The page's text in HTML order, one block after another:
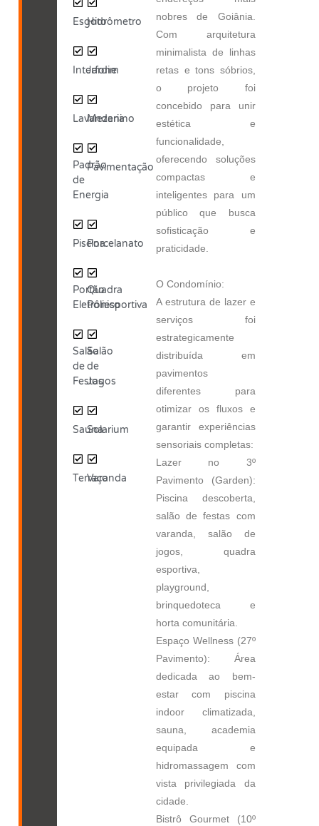
Esgoto
Hidrômetro
Interfone
Jardim
Lavanderia
Mezanino
Padrão
de
Energia
Pavimentação
Piscina
Porcelanato
Portão
Eletrônico
Quadra
Poliesportiva
Salão
de
Festas
Salão
de
Jogos
SaunaSolarium
Terraço
Varanda
nobres de Goiânia.
Com arquitetura
minimalista de linhas
retas e tons sóbrios,
o projeto foi
concebido para unir
estética e
funcionalidade,
oferecendo soluções
compactas e
inteligentes para um
público que busca
sofisticação e
praticidade.
O Condomínio:
A estrutura de lazer e
serviços foi
estrategicamente
distribuída em
pavimentos
diferentes para
otimizar os fluxos e
garantir experiências
sensoriais completas:
Lazer no 3º
Pavimento (Garden):
Piscina descoberta,
salão de festas com
varanda, salão de
jogos, quadra
esportiva,
playground,
brinquedoteca e
horta comunitária.
Espaço Wellness (27º
Pavimento): Área
dedicada ao bem-
estar com piscina
indoor climatizada,
sauna, academia
equipada e
hidromassagem com
vista privilegiada da
cidade.
Bistrô Gourmet (10º